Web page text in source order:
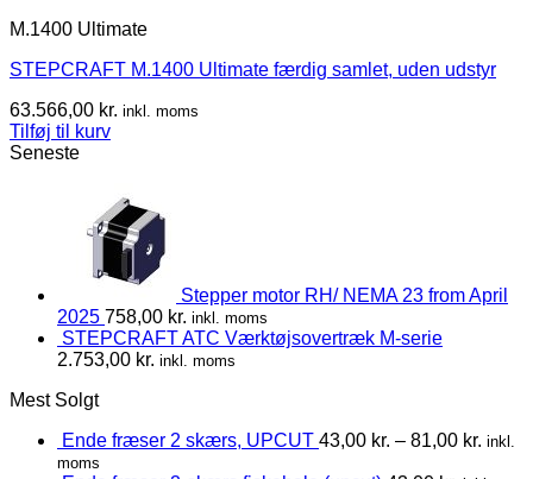
M.1400 Ultimate
STEPCRAFT M.1400 Ultimate færdig samlet, uden udstyr
63.566,00 kr. inkl. moms
Tilføj til kurv
Seneste
Stepper motor RH/ NEMA 23 from April
2025 758,00 kr. inkl. moms
STEPCRAFT ATC Værktøjsovertræk M-serie
2.753,00 kr. inkl. moms
Mest Solgt
Ende fræser 2 skærs, UPCUT 43,00 kr. – 81,00 kr. inkl.
moms